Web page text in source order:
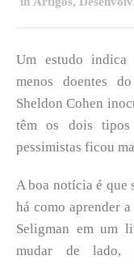
Um estudo indica
menos doentes
Sheldon Cohen
têm os dois tipos
pessimistas ficou
A boa notícia é que
há como aprender
Seligman em um
mudar de lado,